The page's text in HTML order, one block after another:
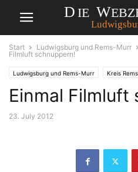
Start Ludwigsburg und Rems-Murr
Filmluft schnuppern!
Ludwigsburg und Rems-Murr Kreis
Einmal Filmluft
23. July 2012